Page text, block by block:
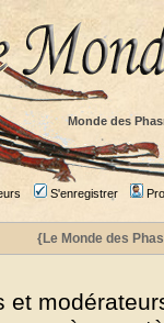
Monde des
S'enregistrer
{Le Monde des
et